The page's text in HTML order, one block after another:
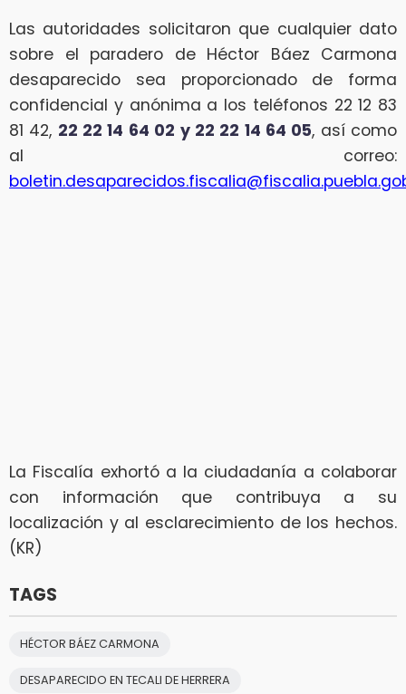
Las autoridades solicitaron que cualquier dato
sobre el paradero de Héctor Báez Carmona
desaparecido sea proporcionado de forma
confidencial y anónima a los teléfonos 22 12 83
81 42, 22 22 14 64 02 y 22 22 14 64 05, así como
al correo:
La Fiscalía exhortó a la ciudadanía a colaborar
con información que contribuya a su
localización y al esclarecimiento de los hechos.
(KR)
TAGS
HÉCTOR BÁEZ CARMONA
DESAPARECIDO EN TECALI DE HERRERA